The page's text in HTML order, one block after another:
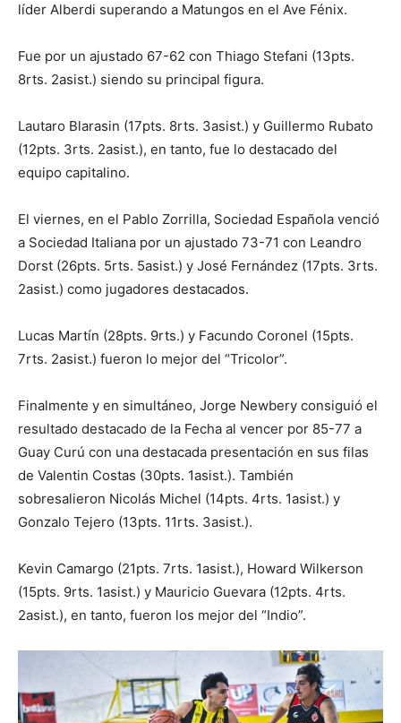
líder Alberdi superando a Matungos en el Ave Fénix.
Fue por un ajustado 67-62 con Thiago Stefani (13pts.
8rts. 2asist.) siendo su principal figura.
Lautaro Blarasin (17pts. 8rts. 3asist.) y Guillermo Rubato
(12pts. 3rts. 2asist.), en tanto, fue lo destacado del
equipo capitalino.
El viernes, en el Pablo Zorrilla, Sociedad Española venció
a Sociedad Italiana por un ajustado 73-71 con Leandro
Dorst (26pts. 5rts. 5asist.) y José Fernández (17pts. 3rts.
2asist.) como jugadores destacados.
Lucas Martín (28pts. 9rts.) y Facundo Coronel (15pts.
7rts. 2asist.) fueron lo mejor del “Tricolor”.
Finalmente y en simultáneo, Jorge Newbery consiguió el
resultado destacado de la Fecha al vencer por 85-77 a
Guay Curú con una destacada presentación en sus filas
de Valentin Costas (30pts. 1asist.). También
sobresalieron Nicolás Michel (14pts. 4rts. 1asist.) y
Gonzalo Tejero (13pts. 11rts. 3asist.).
Kevin Camargo (21pts. 7rts. 1asist.), Howard Wilkerson
(15pts. 9rts. 1asist.) y Mauricio Guevara (12pts. 4rts.
2asist.), en tanto, fueron los mejor del “Indio”.